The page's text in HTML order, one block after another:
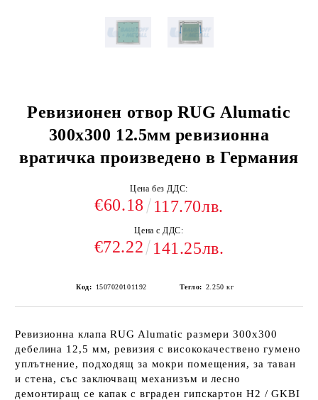
Ревизионен отвор RUG Alumatic
300x300 12.5мм ревизионна
вратичка произведено в Германия
Цена без ДДС:
€60.18 117.70лв.
Цена с ДДС:
€72.22 141.25лв.
Код: 1507020101192 Тегло: 2.250 кг
Ревизионна клапа RUG Alumatic размери 300x300
дебелина 12,5 мм, ревизия с висококачествено гумено
уплътнение, подходящ за мокри помещения, за таван
и стена, със заключващ механизъм и лесно
демонтиращ се капак с вграден гипскартон H2 / GKBI